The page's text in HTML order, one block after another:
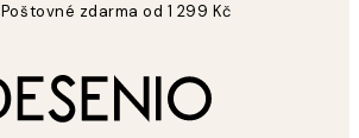
Poštovné zdarma od 1 299 Kč